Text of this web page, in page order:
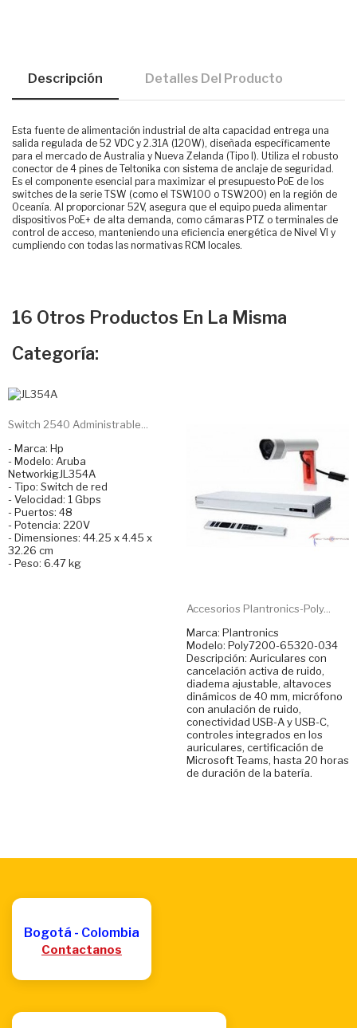
Descripción Detalles Del Producto
Esta fuente de alimentación industrial de alta capacidad entrega una
salida regulada de 52 VDC y 2.31A (120W), diseñada específicamente
para el mercado de Australia y Nueva Zelanda (Tipo I). Utiliza el robusto
conector de 4 pines de Teltonika con sistema de anclaje de seguridad.
Es el componente esencial para maximizar el presupuesto PoE de los
switches de la serie TSW (como el TSW100 o TSW200) en la región de
Oceanía. Al proporcionar 52V, asegura que el equipo pueda alimentar
dispositivos PoE+ de alta demanda, como cámaras PTZ o terminales de
control de acceso, manteniendo una eficiencia energética de Nivel VI y
cumpliendo con todas las normativas RCM locales.
16 Otros Productos En La Misma
Categoría:
Switch 2540 Administrable...
- Marca: Hp
- Modelo: Aruba
NetworkigJL354A
- Tipo: Switch de red
- Velocidad: 1 Gbps
- Puertos: 48
- Potencia: 220V
- Dimensiones: 44.25 x 4.45 x
32.26 cm
- Peso: 6.47 kg
Accesorios Plantronics-Poly...
Marca: Plantronics
Modelo: Poly7200-65320-034
Descripción: Auriculares con
cancelación activa de ruido,
diadema ajustable, altavoces
dinámicos de 40 mm, micrófono
con anulación de ruido,
conectividad USB-A y USB-C,
controles integrados en los
auriculares, certificación de
Microsoft Teams, hasta 20 horas
de duración de la batería.
Bogotá - Colombia
Contactanos